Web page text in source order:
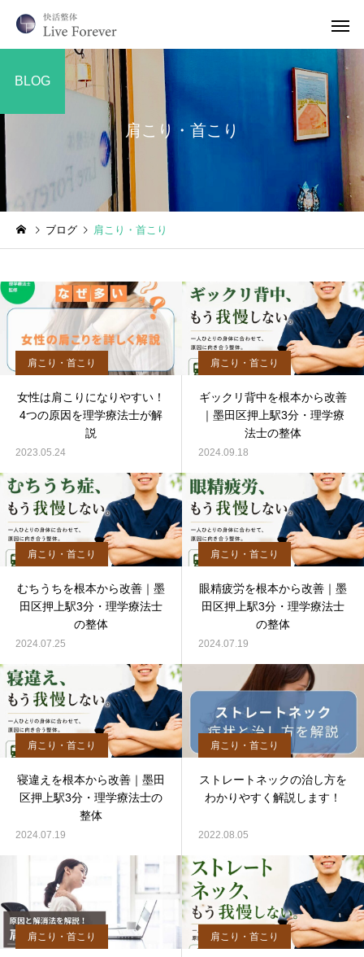
肩こり・首こり
BLOG
ブログ 肩こり・首こり
肩こり・首こり
女性は肩こりになりやすい！
4つの原因を理学療法士が解
説
2023.05.24
肩こり・首こり
ギックリ背中を根本から改善
｜墨田区押上駅3分・理学療
法士の整体
2024.09.18
肩こり・首こり
むちうちを根本から改善｜墨
田区押上駅3分・理学療法士
の整体
2024.07.25
肩こり・首こり
眼精疲労を根本から改善｜墨
田区押上駅3分・理学療法士
の整体
2024.07.19
肩こり・首こり
寝違えを根本から改善｜墨田
区押上駅3分・理学療法士の
整体
2024.07.19
肩こり・首こり
ストレートネックの治し方を
わかりやすく解説します！
2022.08.05
肩こり・首こり 肩こり・首こり